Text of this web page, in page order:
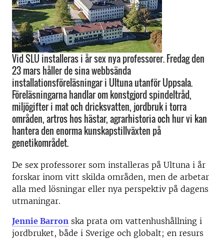
Vid SLU installeras i år sex nya professorer. Fredag den
23 mars håller de sina webbsända
installationsföreläsningar i Ultuna utanför Uppsala.
Föreläsningarna handlar om konstgjord spindeltråd,
miljögifter i mat och dricksvatten, jordbruk i torra
områden, artros hos hästar, agrarhistoria och hur vi kan
hantera den enorma kunskapstillväxten på
genetikområdet.
De sex professorer som installeras på Ultuna i år
forskar inom vitt skilda områden, men de arbetar
alla med lösningar eller nya perspektiv på dagens
utmaningar.
Jennie Barron ska prata om vattenhushållning i
jordbruket, både i Sverige och globalt; en resurs